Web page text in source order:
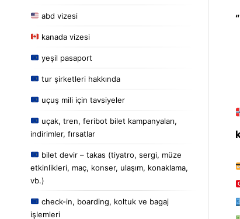
abd vizesi
kanada vizesi
yeşil pasaport
tur şirketleri hakkında
uçuş mili için tavsiyeler
uçak, tren, feribot bilet kampanyaları,
indirimler, fırsatlar
bilet devir – takas (tiyatro, sergi, müze
etkinlikleri, maç, konser, ulaşım, konaklama,
vb.)
check-in, boarding, koltuk ve bagaj
işlemleri